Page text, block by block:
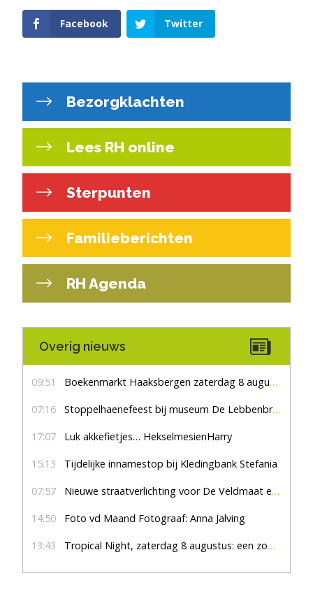
Facebook Twitter
Bezorgklachten
Lees RH online
Sterpunten
Familieberichten
RH Agenda
Overig nieuws
09:51 Boekenmarkt Haaksbergen zaterdag 8 augustus, marktplein Haaksbergen
07:16 Stoppelhaenefeest bij museum De Lebbenbrugge
17:07 Luk akkefietjes… HekselmesienHarry
15:13 Tijdelijke innamestop bij Kledingbank Stefania
07:57 Nieuwe straatverlichting voor De Veldmaat en De Pas
14:50 Foto vd Maand Fotograaf: Anna Jalving
13:43 Tropical Night, zaterdag 8 augustus: een zomers feest om niet te missen